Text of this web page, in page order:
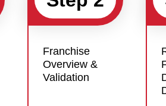
Franchise
Overview &
Validation